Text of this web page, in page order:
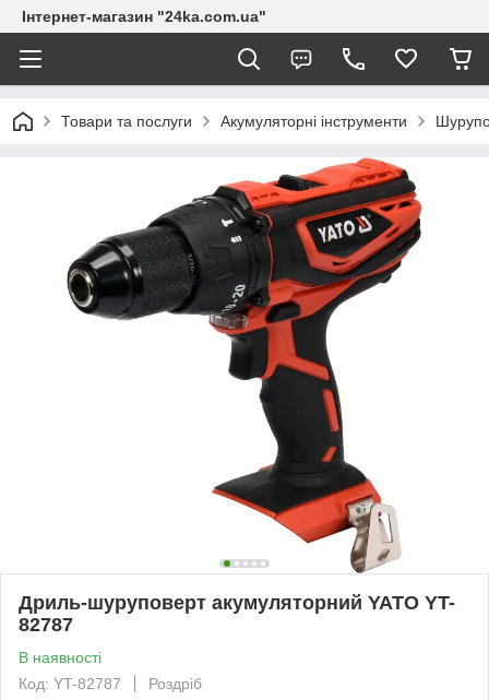
Інтернет-магазин "24ka.com.ua"
Товари та послуги Акумуляторні інструменти
Дриль-шуруповерт акумуляторний YATO YT-
82787
В наявності
Код: YT-82787
Роздріб